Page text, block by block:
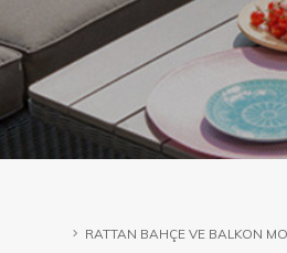
RATTAN BAHÇE VE BALKON